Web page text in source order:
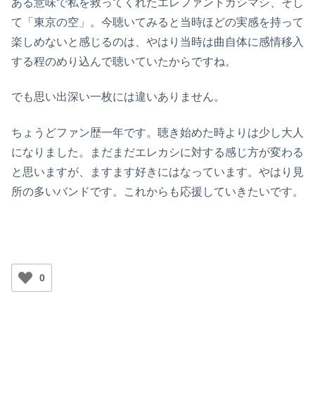
て「東京の空」。今聴いてみると当時ほどの実感を持って
楽しめないと感じるのは、やはり当時は曲自体に感情移入
する程のめり込んで聴いていたからですね。
でも思い出深い一枚には違いありません。
ちょうどファン歴一年です。聴き始めた時よりは少し大人
になりました。まだまだエレカシに対する感じ方が変わる
と思いますが、ますます好きにはなっています。やはり見
所の多いバンドです。これからも応援していきたいです。
0